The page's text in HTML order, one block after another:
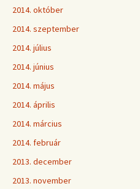
2014. október
2014. szeptember
2014. július
2014. június
2014. május
2014. április
2014. március
2014. február
2013. december
2013. november